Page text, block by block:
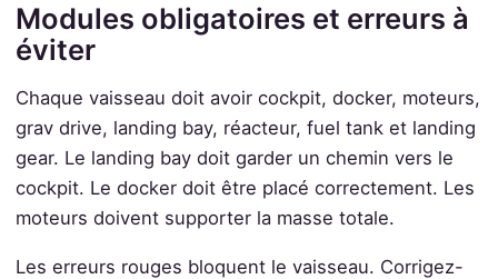
Modules obligatoires et erreurs à
éviter
Chaque vaisseau doit avoir cockpit, docker, moteurs,
grav drive, landing bay, réacteur, fuel tank et landing
gear. Le landing bay doit garder un chemin vers le
cockpit. Le docker doit être placé correctement. Les
moteurs doivent supporter la masse totale.
Les erreurs rouges bloquent le vaisseau. Corrigez-